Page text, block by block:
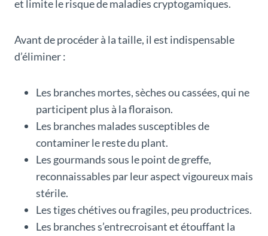
et limite le risque de maladies cryptogamiques.
Avant de procéder à la taille, il est indispensable
d’éliminer :
Les branches mortes, sèches ou cassées, qui ne
participent plus à la floraison.
Les branches malades susceptibles de
contaminer le reste du plant.
Les gourmands sous le point de greffe,
reconnaissables par leur aspect vigoureux mais
stérile.
Les tiges chétives ou fragiles, peu productrices.
Les branches s’entrecroisant et étouffant la